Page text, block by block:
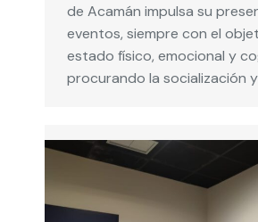
de Acamán impulsa su
eventos, siempre con el
estado físico, emocional y
procurando la socialización